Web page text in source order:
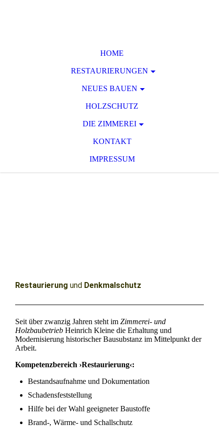
HOME
RESTAURIERUNGEN
NEUES BAUEN
HOLZSCHUTZ
DIE ZIMMEREI
KONTAKT
IMPRESSUM
Restaurierungund Denkmalschutz
Seit über zwanzig Jahren steht imZimmerei- und
Holzbaubetrieb Heinrich Kleine die Erhaltung und
Modernisierung historischer Bausubstanz im Mittelpunkt der
Arbeit.
Kompetenzbereich ›Restaurierung‹:
Bestandsaufnahme und Dokumentation
Schadensfeststellung
Hilfe bei der Wahl geeigneter Baustoffe
Brand-, Wärme- und Schallschutz